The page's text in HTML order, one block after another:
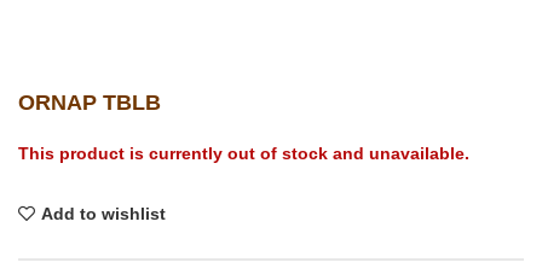
ORNAP TBLB
This product is currently out of stock and unavailable.
Add to wishlist